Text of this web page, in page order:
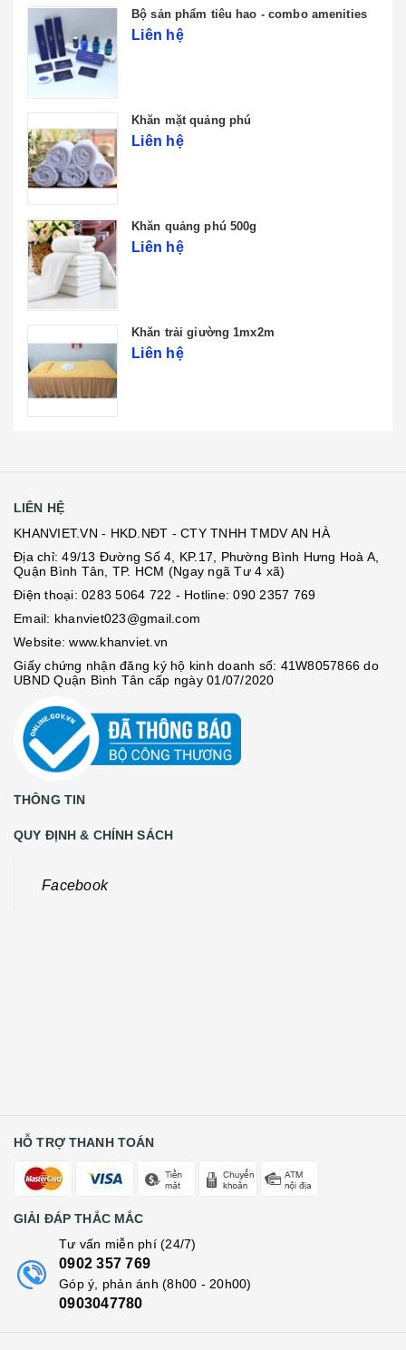
Bộ sản phẩm tiêu hao - combo amenities
Liên hệ
Khăn mặt quảng phú
Liên hệ
Khăn quảng phú 500g
Liên hệ
Khăn trải giường 1mx2m
Liên hệ
LIÊN HỆ
KHANVIET.VN - HKD.NĐT - CTY TNHH TMDV AN HÀ
Địa chỉ: 49/13 Đường Số 4, KP.17, Phường Bình Hưng Hoà A,
Quận Bình Tân, TP. HCM (Ngay ngã Tư 4 xã)
Điện thoại: 0283 5064 722 - Hotline:090 2357 769
Email: khanviet023@gmail.com
Website:www.khanviet.vn
Giấy chứng nhận đăng ký hộ kinh doanh số: 41W8057866 do
UBND Quận Bình Tân cấp ngày 01/07/2020
THÔNG TIN
QUY ĐỊNH & CHÍNH SÁCH
Facebook
HỖ TRỢ THANH TOÁN
GIẢI ĐÁP THẮC MẮC
Tư vấn miễn phí (24/7)
0902 357 769
Góp ý, phản ánh (8h00 - 20h00)
0903047780